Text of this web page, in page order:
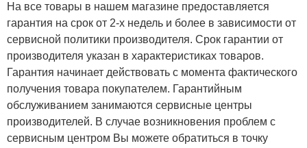
На все товары в нашем магазине предоставляется
гарантия на срок от 2-х недель и более в зависимости от
сервисной политики производителя. Срок гарантии от
производителя указан в характеристиках товаров.
Гарантия начинает действовать с момента фактического
получения товара покупателем. Гарантийным
обслуживанием занимаются сервисные центры
производителей. В случае возникновения проблем с
сервисным центром Вы можете обратиться в точку